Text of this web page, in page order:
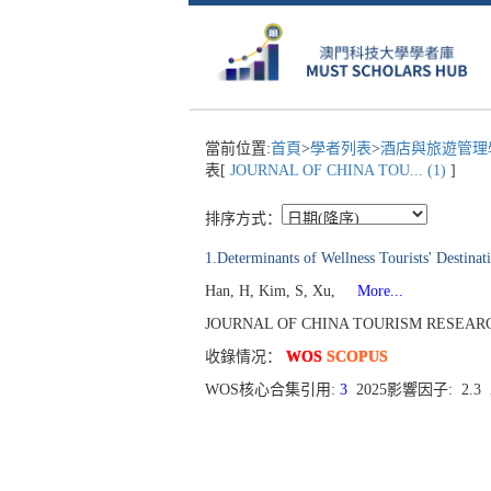
當前位置:首頁>學者列表>酒店與旅遊管
表[ JOURNAL OF CHINA TOU... (1) ]
排序方式：
1.Determinants of Wellness Tourists'
Han, H, Kim, S, Xu,
More...
JOURNAL OF CHINA TOURISM
收錄情况： WOS SCOPUS
WOS核心合集引用: 3 2025影響因子: 2.3